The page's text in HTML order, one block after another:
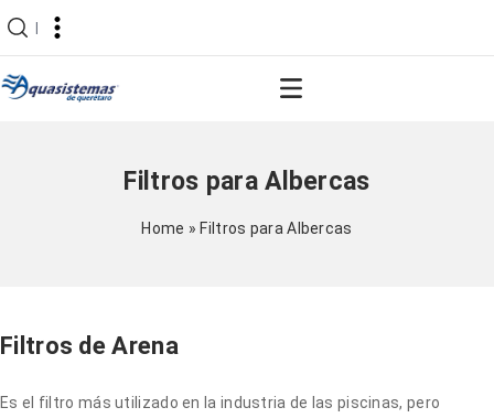
|
Filtros para Albercas
Home » Filtros para Albercas
Filtros de Arena
Es el filtro más utilizado en la industria de las piscinas, pero